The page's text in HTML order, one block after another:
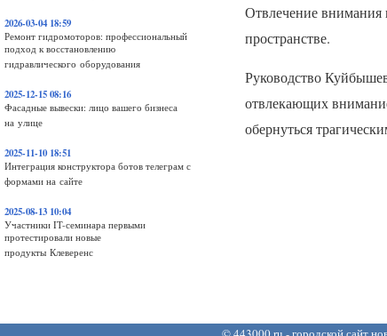
2026-03-04 18:59
Ремонт гидромоторов: профессиональный
подход к восстановлению
гидравлического оборудования
2025-12-15 08:16
Фасадные вывески: лицо вашего бизнеса
на улице
2025-11-10 18:51
Интеграция конструктора ботов телеграм с
формами на сайте
2025-08-13 10:04
Участники IT-семинара первыми
протестировали новые
продукты Клеверенс
Отвлечение внимания
пространстве.
Руководство
отвлекающих
обернуться